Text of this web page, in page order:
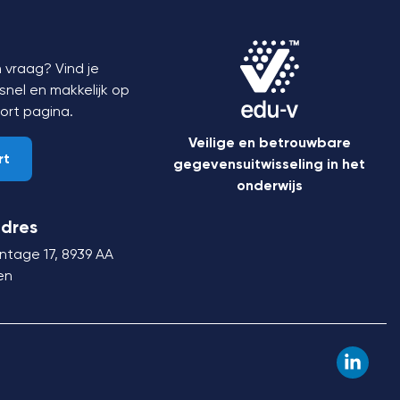
vraag? Vind je
en makkelijk op
pagina.
17, 8939 AA
Veilige en betrouwbare
gegevensuitwisseling in het
onderwijs